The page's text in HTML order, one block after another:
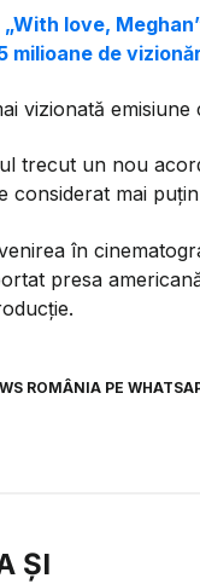
„With love,
de
vizionată
trecut un nou
considerat mai
în
presa
ROMÂNIA PE
ȘI